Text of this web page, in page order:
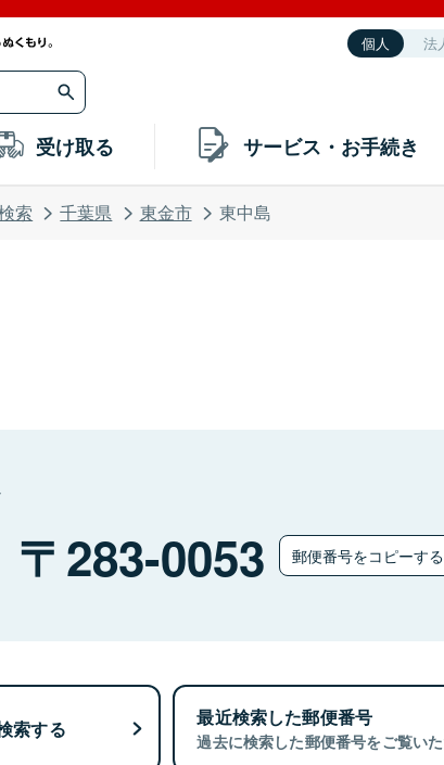
個人 法
受け取る サービス・お手続き
索 千葉県 東金市 東中島
283-0053 郵便番号をコピーする
索する 最近検索した郵便番号
過去に検索した郵便番号をご覧いた